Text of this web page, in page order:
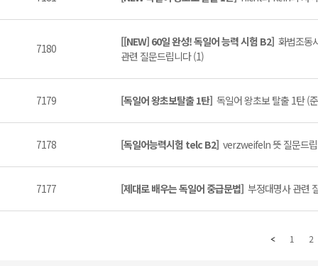
7180 [[NEW] 60일 완성! 독일어 능력 시험 B2] 화법조동
관련 질문드립니다 (1)
7179 [독일어 왕초보탈출 1탄] 독일어 왕초보 탈출 1탄 (
7178 [독일어능력시험 telc B2] verzweifeln 뜻 질문드
7177 [제대로 배우는 독일어 중급문법] 부정대명사 관련
1 2